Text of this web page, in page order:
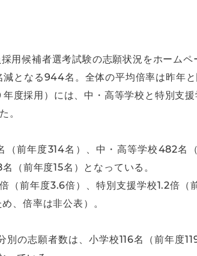
候補者選考試験の志願状況をホームペ
となる944名。全体の平均倍率は昨年と
度採用）には、中・高等学校と特別支
。
（前年度314名）、中・高等学校482名
（前年度15名）となっている。
（前年度3.6倍）、特別支援学校1.2倍（
、倍率は非公表）。
の志願者数は、小学校116名（前年度